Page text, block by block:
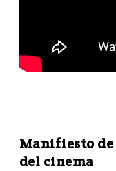
Manifiesto de
del cinema